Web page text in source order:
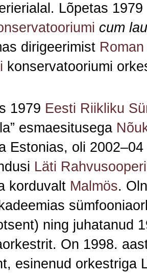
Lõpetas
cum
dirigeerimist
konservatooriumi
1979 Eesti Riikliku
esmaesitusega
Estonias, oli
Läti
korduvalt Malmös.
ning juhatanud
On 1998.
esinenud orkestriga